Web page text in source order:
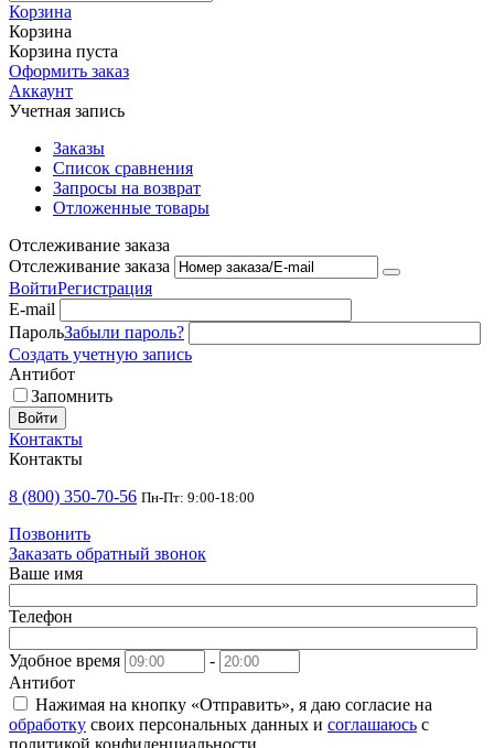
Корзина
Корзина
Корзина пуста
Оформить заказ
Аккаунт
Учетная запись
Заказы
Список сравнения
Запросы на возврат
Отложенные товары
Отслеживание заказа
Отслеживание заказа
ВойтиРегистрация
E-mail
ПарольЗабыли пароль?
Создать учетную запись
Антибот
Запомнить
Войти
Контакты
Контакты
8 (800) 350-70-56 Пн-Пт: 9:00-18:00
Позвонить
Заказать обратный звонок
Ваше имя
Телефон
Удобное время
-
Антибот
Нажимая на кнопку «Отправить», я даю согласие на
обработку своих персональных данных и соглашаюсь с
политикой конфиденциальности.